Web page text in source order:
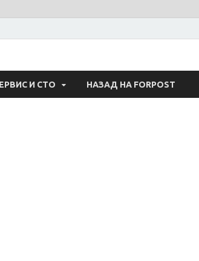
И СТО НАЗАД НА FORPOST